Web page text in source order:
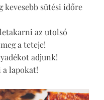
sütési időre
az utolsó
a teteje!
adjunk!
lapokat!